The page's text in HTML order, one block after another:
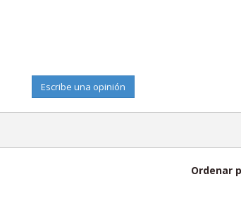
Escribe una opinión
Ordenar